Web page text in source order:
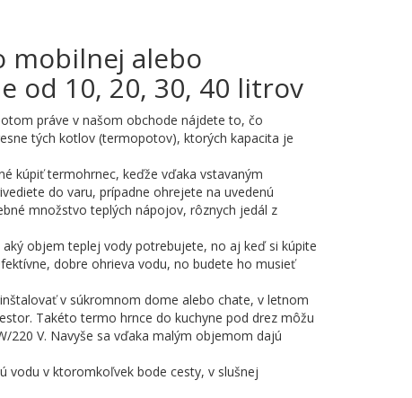
mobilnej alebo
od 10, 20, 30, 40 litrov
práve v našom obchode nájdete to, čo
tých kotlov (termopotov), ktorých kapacita je
kúpiť termohrnec, keďže vďaka vstavaným
do varu, prípadne ohrejete na uvedenú
množstvo teplých nápojov, rôznych jedál z
objem teplej vody potrebujete, no aj keď si kúpite
dobre ohrieva vodu, no budete ho musieť
v súkromnom dome alebo chate, v letnom
Takéto termo hrnce do kuchyne pod drez môžu
V. Navyše sa vďaka malým objemom dajú
vodu v ktoromkoľvek bode cesty, v slušnej